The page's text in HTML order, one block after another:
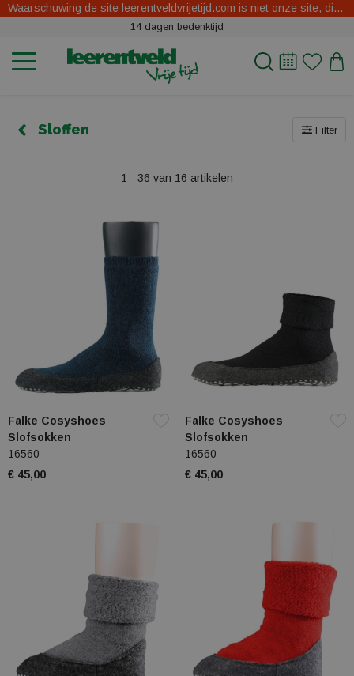
Waarschuwing de site leerentveldvrijetijd.com is niet onze site, dit zijn oplichters.
14 dagen bedenktijd
Sloffen Filter
1 - 36 van 16 artikelen
Falke Cosyshoes
Slofsokken
16560
€ 45,00
Falke Cosyshoes
Slofsokken
16560
€ 45,00